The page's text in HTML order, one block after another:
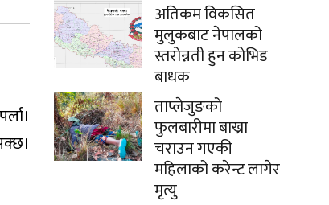
अतिकम विकसित
मुलुकबाट नेपालको
स्तरोन्नती हुन कोभिड
बाधक
ताप्लेजुङको
फुलबारीमा बाख्रा
चराउन गएकी
महिलाको करेन्ट लागेर
मृत्यु